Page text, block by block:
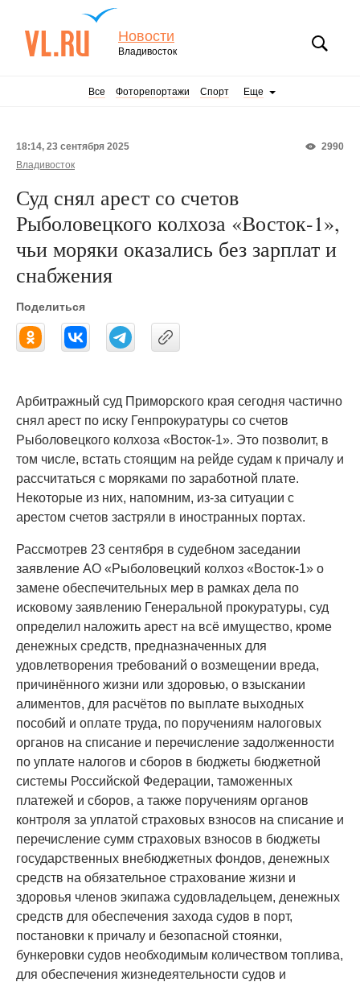
Новости
Владивосток
Все Фоторепортажи Спорт Еще
2990
18:14, 23 сентября 2025
Владивосток
Суд снял арест со счетов
Рыболовецкого колхоза «Восток-1»,
чьи моряки оказались без зарплат и
снабжения
Поделиться
Арбитражный суд Приморского края сегодня частично
снял арест по иску Генпрокуратуры со счетов
Рыболовецкого колхоза «Восток-1». Это позволит, в
том числе, встать стоящим на рейде судам к причалу и
рассчитаться с моряками по заработной плате.
Некоторые из них, напомним, из-за ситуации с
арестом счетов застряли в иностранных портах.
Рассмотрев 23 сентября в судебном заседании
заявление АО «Рыболовецкий колхоз «Восток-1» о
замене обеспечительных мер в рамках дела по
исковому заявлению Генеральной прокуратуры, суд
определил наложить арест на всё имущество, кроме
денежных средств, предназначенных для
удовлетворения требований о возмещении вреда,
причинённого жизни или здоровью, о взыскании
алиментов, для расчётов по выплате выходных
пособий и оплате труда, по поручениям налоговых
органов на списание и перечисление задолженности
по уплате налогов и сборов в бюджеты бюджетной
системы Российской Федерации, таможенных
платежей и сборов, а также поручениям органов
контроля за уплатой страховых взносов на списание и
перечисление сумм страховых взносов в бюджеты
государственных внебюджетных фондов, денежных
средств на обязательное страхование жизни и
здоровья членов экипажа судовладельцем, денежных
средств для обеспечения захода судов в порт,
постановки к причалу и безопасной стоянки,
бункеровки судов необходимым количеством топлива,
для обеспечения жизнедеятельности судов и